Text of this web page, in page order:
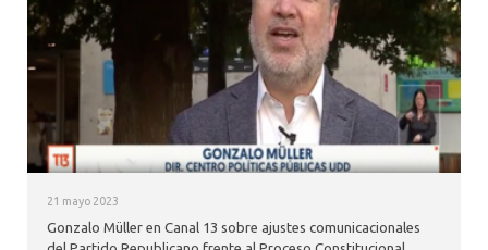
21 mayo 2023
Gonzalo Müller en Canal 13 sobre ajustes comunicacionales